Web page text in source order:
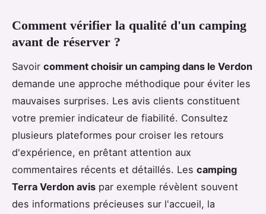
Comment vérifier la qualité d'un camping
avant de réserver ?
Savoir comment choisir un camping dans le Verdon
demande une approche méthodique pour éviter les
mauvaises surprises. Les avis clients constituent
votre premier indicateur de fiabilité. Consultez
plusieurs plateformes pour croiser les retours
d'expérience, en prêtant attention aux
commentaires récents et détaillés. Les camping
Terra Verdon avis par exemple révèlent souvent
des informations précieuses sur l'accueil, la